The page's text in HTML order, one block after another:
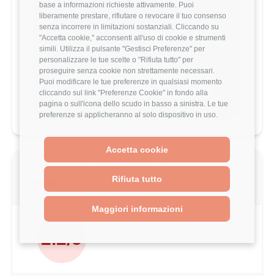
base a informazioni richieste attivamente. Puoi
liberamente prestare, rifiutare o revocare il tuo consenso
senza incorrere in limitazioni sostanziali. Cliccando su
"Accetta cookie," acconsenti all'uso di cookie e strumenti
simili. Utilizza il pulsante "Gestisci Preferenze" per
personalizzare le tue scelte o "Rifiuta tutto" per
proseguire senza cookie non strettamente necessari.
Puoi modificare le tue preferenze in qualsiasi momento
cliccando sul link "Preferenze Cookie" in fondo alla
pagina o sull'icona dello scudo in basso a sinistra. Le tue
preferenze si applicheranno al solo dispositivo in uso.
Accetta cookie
Rifiuta tutto
Maggiori informazioni
stipendio?
Scopri come il tuo stipendio si posiziona
rispetto al mercato con analisi
dettagliate per ruolo, esperienza e
località.
Vai al comparatore completo
Valutazione complessiva PwC di questo
2.2/5